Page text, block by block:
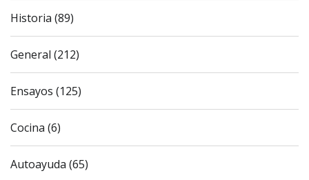
Historia (89)
General (212)
Ensayos (125)
Cocina (6)
Autoayuda (65)